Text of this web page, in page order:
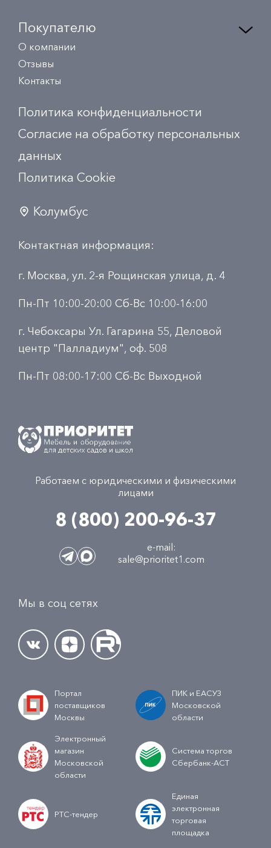
Покупателю
О компании
Отзывы
Контакты
Политика конфиденциальности
Согласие на обработку персональных
данных
Политика Сookie
Колумбус
Контактная информация:
г. Москва, ул. 2-я Рощинская улица, д. 4
Пн-Пт 10:00-20:00 Сб-Вс 10:00-16:00
г. Чебоксары Ул. Гагарина 55, Деловой
центр "Палладиум", оф. 508
Пн-Пт 08:00-17:00 Сб-Вс Выходной
Работаем с юридическими и физическими
лицами
8 (800) 200-96-37
e-mail:
sale@prioritet1.com
Мы в соц сетях
Портал
поставщиков
Москвы
ПИК и ЕАСУЗ
Московской
области
Электронный
магазин
Московской
области
Система торгов
Сбербанк-АСТ
РТС-тендер
Единая
электронная
торговая
площадка